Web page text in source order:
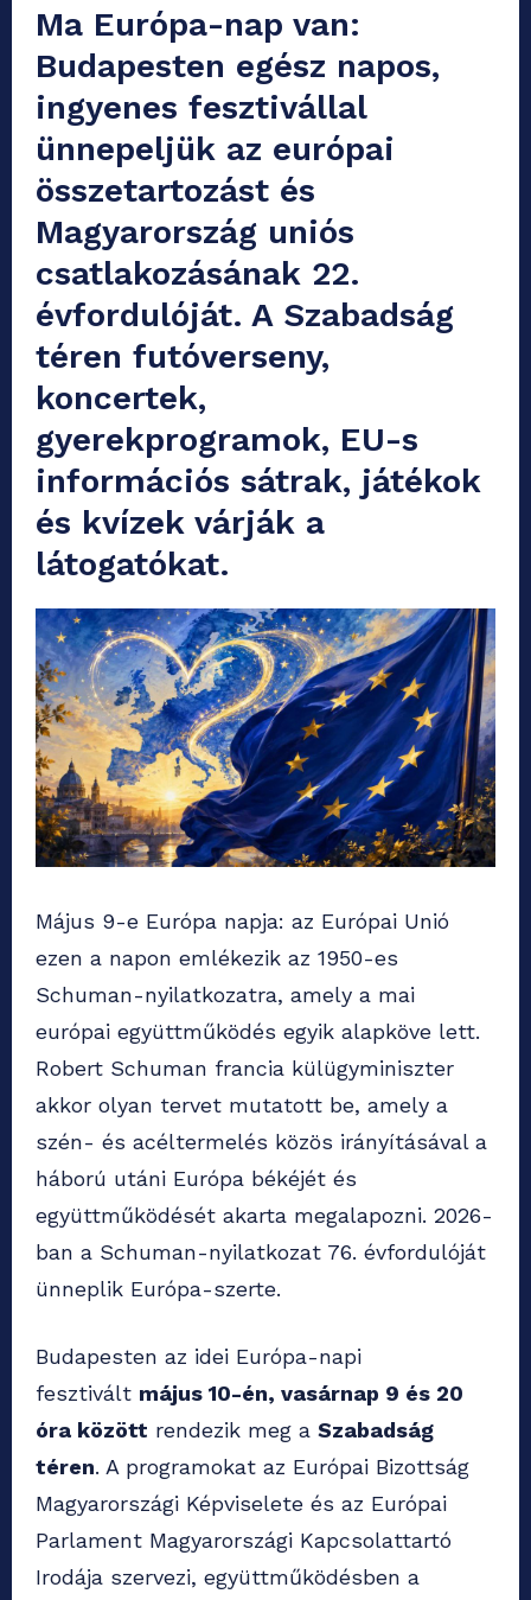
Ma Európa-nap van:
Budapesten egész napos,
ingyenes fesztivállal
ünnepeljük az európai
összetartozást és
Magyarország uniós
csatlakozásának 22.
évfordulóját. A Szabadság
téren futóverseny,
koncertek,
gyerekprogramok, EU-s
információs sátrak, játékok
és kvízek várják a
látogatókat.
Május 9-e Európa napja: az Európai Unió
ezen a napon emlékezik az 1950-es
Schuman-nyilatkozatra, amely a mai
európai együttműködés egyik alapköve lett.
Robert Schuman francia külügyminiszter
akkor olyan tervet mutatott be, amely a
szén- és acéltermelés közös irányításával a
háború utáni Európa békéjét és
együttműködését akarta megalapozni. 2026-
ban a Schuman-nyilatkozat 76. évfordulóját
ünneplik Európa-szerte.
Budapesten az idei Európa-napi
fesztivált május 10-én, vasárnap 9 és 20
óra között rendezik meg a Szabadság
téren. A programokat az Európai Bizottság
Magyarországi Képviselete és az Európai
Parlament Magyarországi Kapcsolattartó
Irodája szervezi, együttműködésben a